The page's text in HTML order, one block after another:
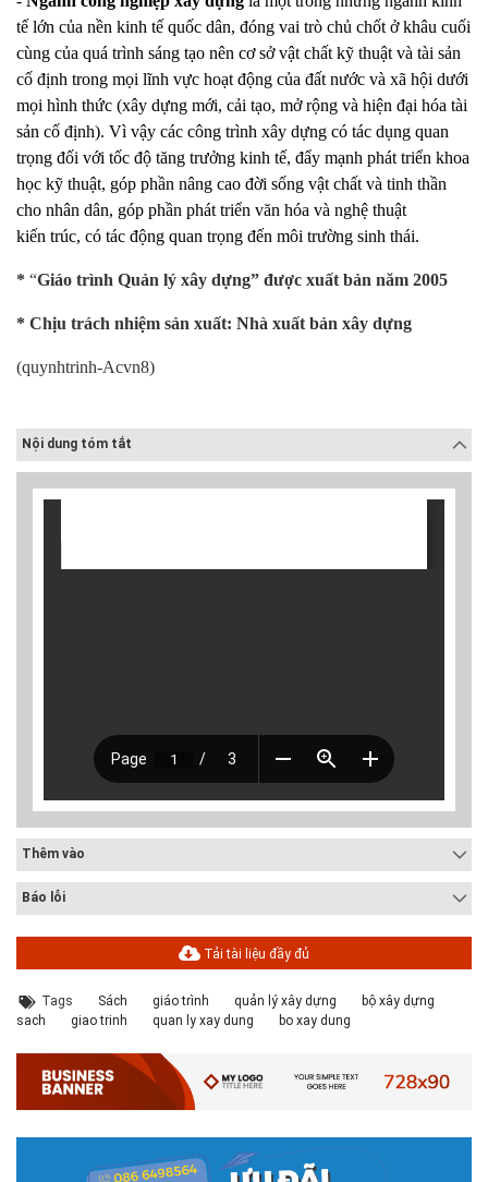
tế lớn của nền kinh tế quốc dân, đóng vai trò chủ chốt ở khâu cuối
cùng của quá trình sáng tạo nên cơ sở vật chất kỹ thuật và tài sản
cố định trong mọi lĩnh vực hoạt động của đất nước và xã hội dưới
mọi hình thức (xây dựng mới, cải tạo, mở rộng và hiện đại hóa tài
sản cố định). Vì vậy các công trình xây dựng có tác dụng quan
trọng đối với tốc độ tăng trưởng kinh tế, đẩy mạnh phát triển khoa
học kỹ thuật, góp phần nâng cao đời sống vật chất và tinh thần
cho nhân dân, góp phần phát triển văn hóa và nghệ thuật
kiến trúc, có tác động quan trọng đến môi trường sinh thái.
* “Giáo trình Quản lý xây dựng” được xuất bản năm 2005
* Chịu trách nhiệm sản xuất: Nhà xuất bản xây dựng
(quynhtrinh-Acvn8)
Nội dung tóm tắt
Thêm vào
Báo lỗi
Tải tài liệu đầy đủ
Tags Sách giáo trình quản lý xây dựng
bộ xây dựng
sach
giao trinh quan ly xay dung bo xay dung